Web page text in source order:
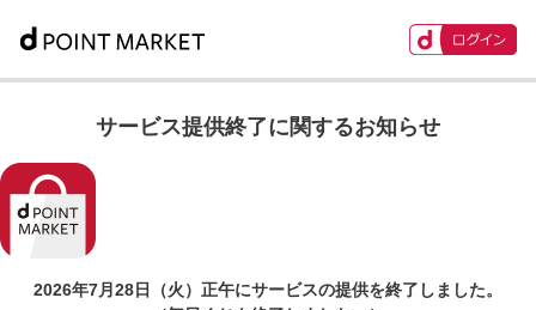
サービス提供終了に関するお知らせ
2026年7月28日（火）正午にサービスの提供を終了しました。